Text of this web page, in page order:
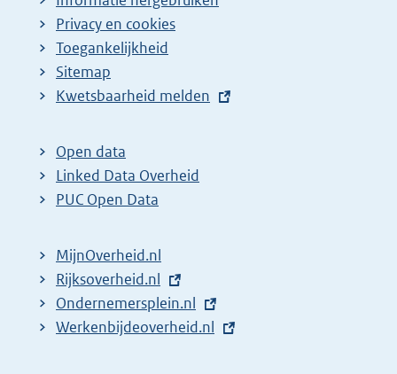
Privacy en cookies
Toegankelijkheid
Sitemap
E
t
e
r
l
i
n
k
Kwetsbaarheid melden
Open data
Linked Data Overheid
PUC Open Data
MijnOverheid.nl
E
x
t
Rijksoverheid.nl
E
x
Ondernemersplein.nl
E
Werkenbijdeoverheid.nl